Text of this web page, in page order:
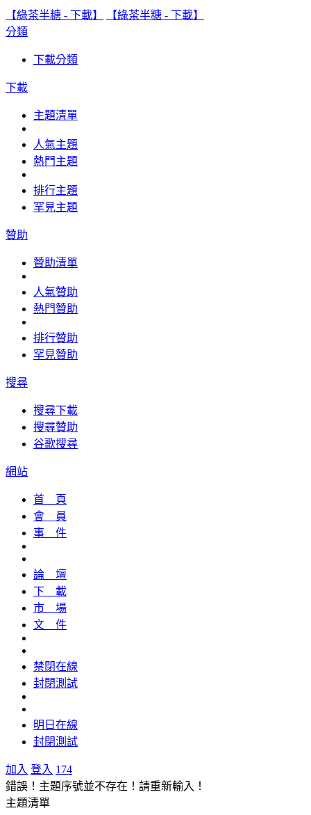
【綠茶半糖 - 下載】
【綠茶半糖 - 下載】
分類
下載分類
下載
主題清單
人氣主題
熱門主題
排行主題
罕見主題
贊助
贊助清單
人氣贊助
熱門贊助
排行贊助
罕見贊助
搜尋
搜尋下載
搜尋贊助
谷歌搜尋
網站
首 頁
會 員
事 件
論 壇
下 載
市 場
文 件
禁閉在線
封閉測試
明日在線
封閉測試
加入 登入 174
錯誤！主題序號並不存在！請重新輸入！
主題清單